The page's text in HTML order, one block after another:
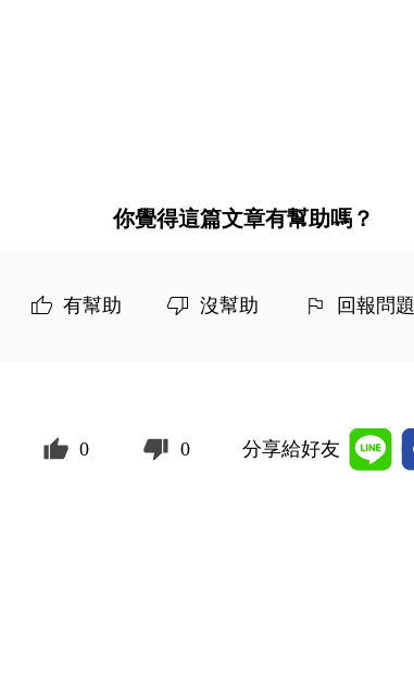
你覺得這篇文章有幫助嗎？
有幫助 沒幫助 回報問題
0 0 分享給好友